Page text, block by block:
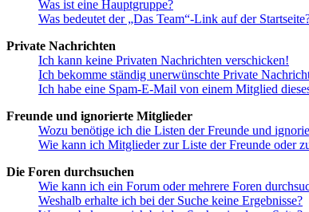
Was ist eine Hauptgruppe?
Was bedeutet der „Das Team“-Link auf der
Private Nachrichten
Ich kann keine Privaten Nachrichten verschicken!
Ich bekomme ständig unerwünschte Private
Ich habe eine Spam-E-Mail von einem Mitglied
Freunde und ignorierte Mitglieder
Wozu benötige ich die Listen der Freunde und
Wie kann ich Mitglieder zur Liste der Freunde oder
Die Foren durchsuchen
Wie kann ich ein Forum oder mehrere Foren
Weshalb erhalte ich bei der Suche keine Ergebnisse?